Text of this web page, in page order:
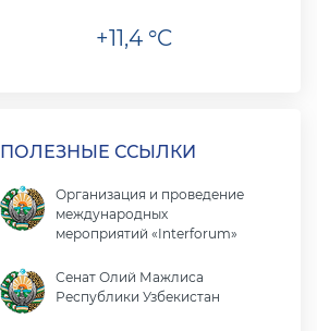
+11,4 °C
ПОЛЕЗНЫЕ ССЫЛКИ
Организация и проведение
международных
мероприятий «Interforum»
Сенат Олий Мажлиса
Республики Узбекистан